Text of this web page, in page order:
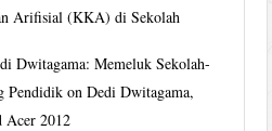
Arifisial (KKA) di Sekolah
Dwitagama: Memeluk Sekolah-
Pendidik onDedi Dwitagama,
Acer 2012